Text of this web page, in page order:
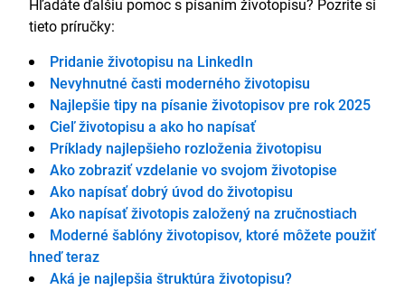
Hľadáte ďalšiu pomoc s písaním životopisu? Pozrite si
tieto príručky:
Pridanie životopisu na LinkedIn
Nevyhnutné časti moderného životopisu
Najlepšie tipy na písanie životopisov pre rok 2025
Cieľ životopisu a ako ho napísať
Príklady najlepšieho rozloženia životopisu
Ako zobraziť vzdelanie vo svojom životopise
Ako napísať dobrý úvod do životopisu
Ako napísať životopis založený na zručnostiach
Moderné šablóny životopisov, ktoré môžete použiť
hneď teraz
Aká je najlepšia štruktúra životopisu?